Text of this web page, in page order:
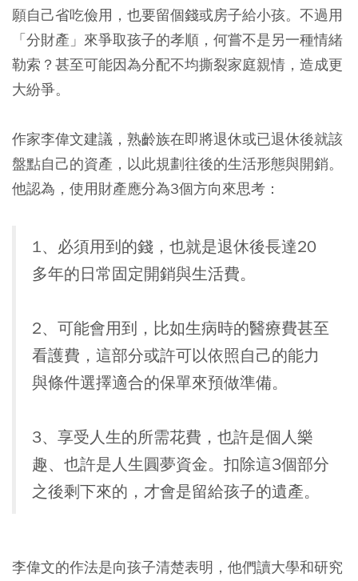
願自己省吃儉用，也要留個錢或房子給小孩。不過用
「分財產」來爭取孩子的孝順，何嘗不是另一種情緒
勒索？甚至可能因為分配不均撕裂家庭親情，造成更
大紛爭。
作家李偉文建議，熟齡族在即將退休或已退休後就該
盤點自己的資產，以此規劃往後的生活形態與開銷。
他認為，使用財產應分為3個方向來思考：
1、必須用到的錢，也就是退休後長達20
多年的日常固定開銷與生活費。
2、可能會用到，比如生病時的醫療費甚至
看護費，這部分或許可以依照自己的能力
與條件選擇適合的保單來預做準備。
3、享受人生的所需花費，也許是個人樂
趣、也許是人生圓夢資金。扣除這3個部分
之後剩下來的，才會是留給孩子的遺產。
李偉文的作法是向孩子清楚表明，他們讀大學和研究